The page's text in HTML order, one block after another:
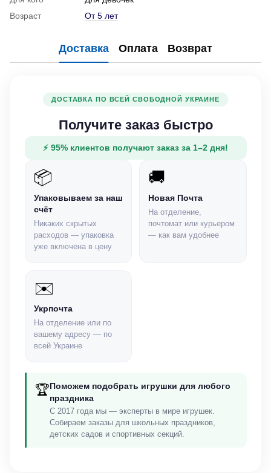
Возраст
От 5 лет
Доставка Оплата Возврат
ДОСТАВКА ПО ВСЕЙ СВОБОДНОЙ УКРАИНЕ
Получите заказ быстро
⚡ 95% клиентов получают заказ за 1–2 дня!
📦
Упаковываем за наш
счёт
Никаких скрытых
расходов — упаковка
уже включена в цену
🚚
Новая Почта
На отделение,
почтомат или курьером
— как вам удобнее
✉️
Укрпочта
На отделение или по
вашему адресу — по
всей Украине
🏆Поможем подобрать игрушки для любого
праздника
С 2017 года мы — эксперты в мире игрушек.
Собираем заказы для школьных праздников,
детских садов и спортивных секций.